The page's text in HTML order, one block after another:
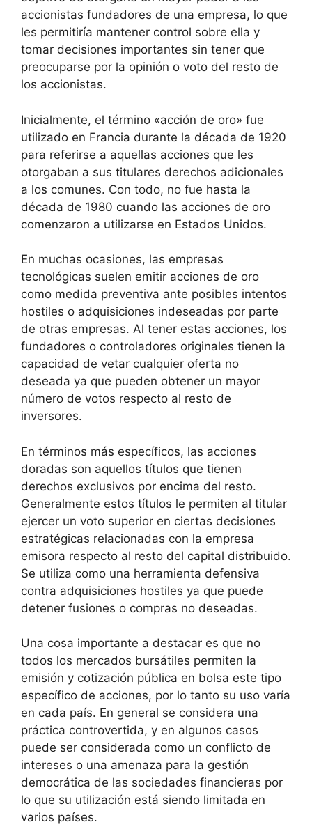
accionistas fundadores de una empresa, lo que
les permitiría mantener control sobre ella y
tomar decisiones importantes sin tener que
preocuparse por la opinión o voto del resto de
los accionistas.
Inicialmente, el término «acción de oro» fue
utilizado en Francia durante la década de 1920
para referirse a aquellas acciones que les
otorgaban a sus titulares derechos adicionales
a los comunes. Con todo, no fue hasta la
década de 1980 cuando las acciones de oro
comenzaron a utilizarse en Estados Unidos.
En muchas ocasiones, las empresas
tecnológicas suelen emitir acciones de oro
como medida preventiva ante posibles intentos
hostiles o adquisiciones indeseadas por parte
de otras empresas. Al tener estas acciones, los
fundadores o controladores originales tienen la
capacidad de vetar cualquier oferta no
deseada ya que pueden obtener un mayor
número de votos respecto al resto de
inversores.
En términos más específicos, las acciones
doradas son aquellos títulos que tienen
derechos exclusivos por encima del resto.
Generalmente estos títulos le permiten al titular
ejercer un voto superior en ciertas decisiones
estratégicas relacionadas con la empresa
emisora respecto al resto del capital distribuido.
Se utiliza como una herramienta defensiva
contra adquisiciones hostiles ya que puede
detener fusiones o compras no deseadas.
Una cosa importante a destacar es que no
todos los mercados bursátiles permiten la
emisión y cotización pública en bolsa este tipo
específico de acciones, por lo tanto su uso varía
en cada país. En general se considera una
práctica controvertida, y en algunos casos
puede ser considerada como un conflicto de
intereses o una amenaza para la gestión
democrática de las sociedades financieras por
lo que su utilización está siendo limitada en
varios países.